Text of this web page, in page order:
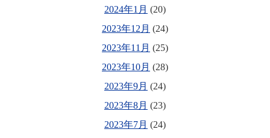
2024年1月 (20)
2023年12月 (24)
2023年11月 (25)
2023年10月 (28)
2023年9月 (24)
2023年8月 (23)
2023年7月 (24)